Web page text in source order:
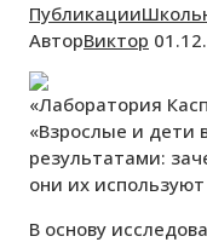
Публикации
АвторВиктор
«Лаборатория
«Взрослые и дети
результатами:
они их используют
В основу